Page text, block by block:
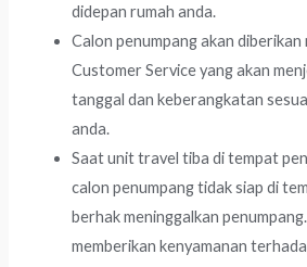
didepan rumah anda.
Calon penumpang akan
Customer Service yang akan
tanggal dan keberangkatan
anda.
Saat unit travel tiba di tempat
calon penumpang tidak siap di
berhak meninggalkan
memberikan kenyamanan